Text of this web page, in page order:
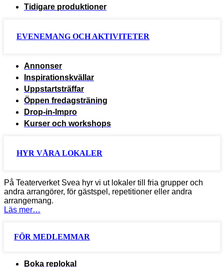
Tidigare produktioner
EVENEMANG OCH AKTIVITETER
Annonser
Inspirationskvällar
Uppstartsträffar
Öppen fredagsträning
Drop-in-Impro
Kurser och workshops
HYR VÅRA LOKALER
På Teaterverket Svea hyr vi ut lokaler till fria grupper och
andra arrangörer, för gästspel, repetitioner eller andra
arrangemang.
Läs mer…
FÖR MEDLEMMAR
Boka replokal